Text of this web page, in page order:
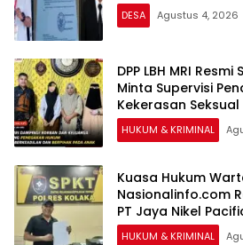
DESA Agustus 4, 2026
DPP LBH MRI
Minta Supervisi
Kekerasan
Banggai
HUKUM & KRIMINAL
Kuasa Hukum
Nasionalinfo.com
PT Jaya Nikel
HUKUM & KRIMINAL